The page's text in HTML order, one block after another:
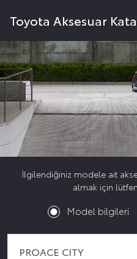
Toyota Aksesuar
İlgilendiğiniz modele ait
almak için
Model bilgileri
PROACE CITY